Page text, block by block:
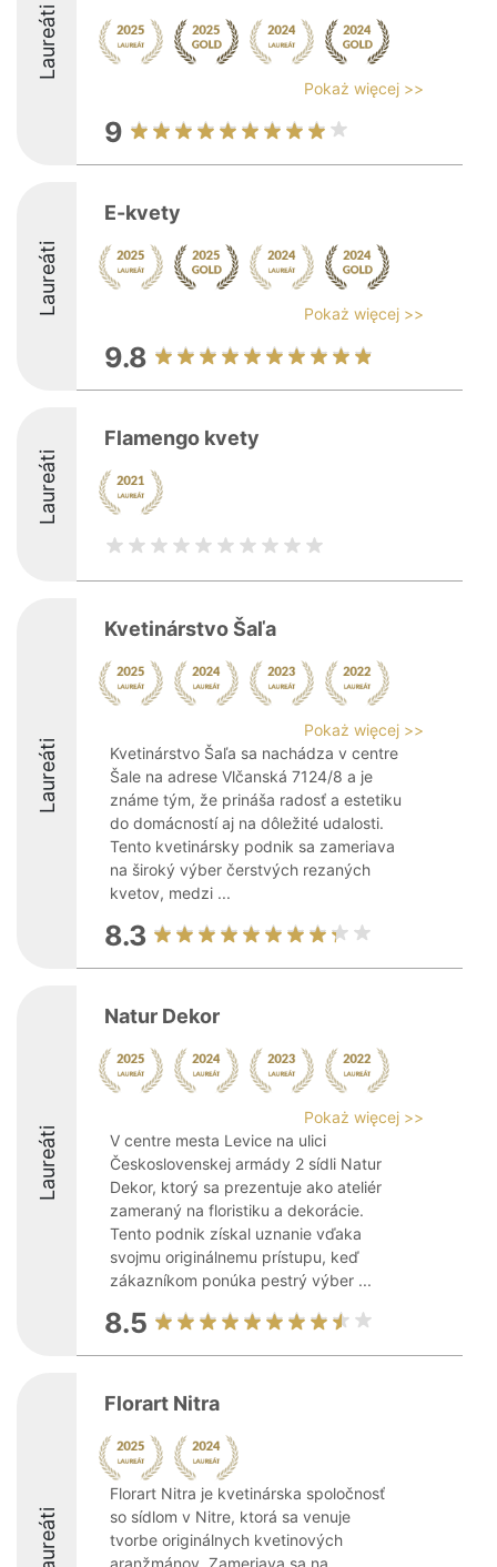
Laureáti
Pokaż więcej >>
9
Laureáti
E-kvety
Pokaż więcej >>
9.8
Laureáti
Flamengo kvety
Laureáti
Kvetinárstvo Šaľa
Pokaż więcej >>
Kvetinárstvo Šaľa sa nachádza v centre
Šale na adrese Vlčanská 7124/8 a je
známe tým, že prináša radosť a estetiku
do domácností aj na dôležité udalosti.
Tento kvetinársky podnik sa zameriava
na široký výber čerstvých rezaných
kvetov, medzi ...
8.3
Laureáti
Natur Dekor
Pokaż więcej >>
V centre mesta Levice na ulici
Československej armády 2 sídli Natur
Dekor, ktorý sa prezentuje ako ateliér
zameraný na floristiku a dekorácie.
Tento podnik získal uznanie vďaka
svojmu originálnemu prístupu, keď
zákazníkom ponúka pestrý výber ...
8.5
Laureáti
Florart Nitra
Florart Nitra je kvetinárska spoločnosť
so sídlom v Nitre, ktorá sa venuje
tvorbe originálnych kvetinových
aranžmánov. Zameriava sa na